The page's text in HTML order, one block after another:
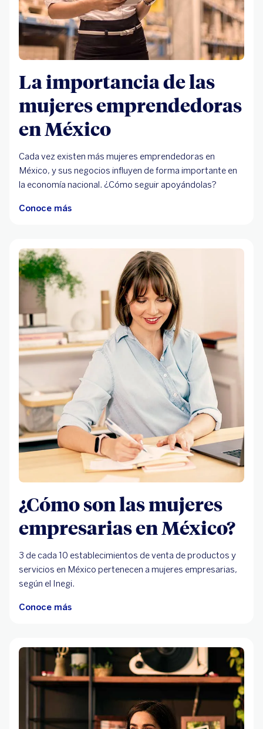
La importancia de las
mujeres emprendedoras
en México
Cada vez existen más mujeres emprendedoras en
México, y sus negocios influyen de forma importante en
la economía nacional. ¿Cómo seguir apoyándolas?
Conoce más
¿Cómo son las mujeres
empresarias en México?
3 de cada 10 establecimientos de venta de productos y
servicios en México pertenecen a mujeres empresarias,
según el Inegi.
Conoce más